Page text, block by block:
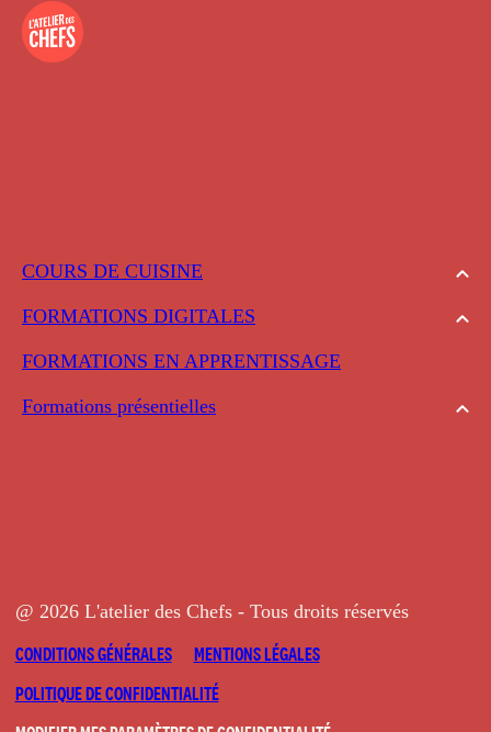
COURS DE CUISINE
FORMATIONS DIGITALES
FORMATIONS EN APPRENTISSAGE
Formations présentielles
@ 2026 L'atelier des Chefs - Tous droits réservés
CONDITIONS GÉNÉRALES
MENTIONS LÉGALES
POLITIQUE DE CONFIDENTIALITÉ